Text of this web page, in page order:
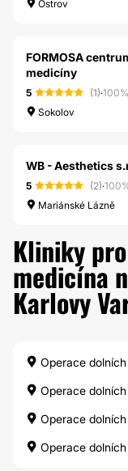
Ostrov
FORMOSA
medicíny
5 (1)·
Sokolov
WB - Aesthetics
5 (2)·
Mariánské Lázně
Kliniky
medicína
Karlovy
Operace
Operace
Operace
Operace